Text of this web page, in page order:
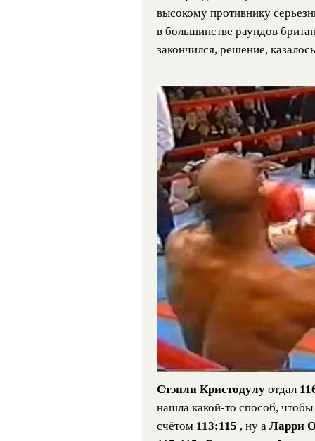
высокому противнику
в большинстве раундов
закончился, решение,
Стэнли Кристодулу отдал
нашла какой-то способ,
счётом 113:115 , ну а Ларри